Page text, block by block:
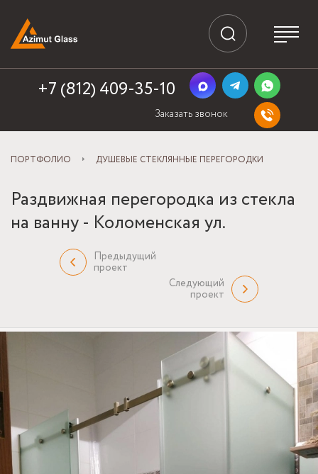
+7 (812) 409-35-10
Заказать звонок
ПОРТФОЛИО ДУШЕВЫЕ СТЕКЛЯННЫЕ ПЕРЕГОРОДКИ
Раздвижная перегородка из стекла
на ванну - Коломенская ул.
Предыдущий
проект
Следующий
проект